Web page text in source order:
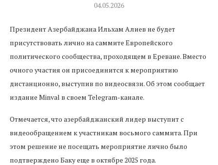
04.05.2026
Президент Азербайджана Ильхам Алиев не будет
присутствовать лично на саммите Европейского
политического сообщества, проходящем в Ереване. Вместо
очного участия он присоединится к мероприятию
дистанционно, выступив по видеосвязи. Об этом сообщает
издание Minval в своем Telegram-канале.
Отмечается, что азербайджанский лидер выступит с
видеообращением к участникам восьмого саммита. При
этом решение не посещать мероприятие лично было
подтверждено Баку еще в октябре 2025 года.